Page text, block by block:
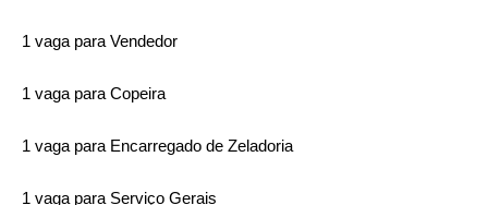
1 vaga para Vendedor
1 vaga para Copeira
1 vaga para Encarregado de Zeladoria
1 vaga para Serviço Gerais